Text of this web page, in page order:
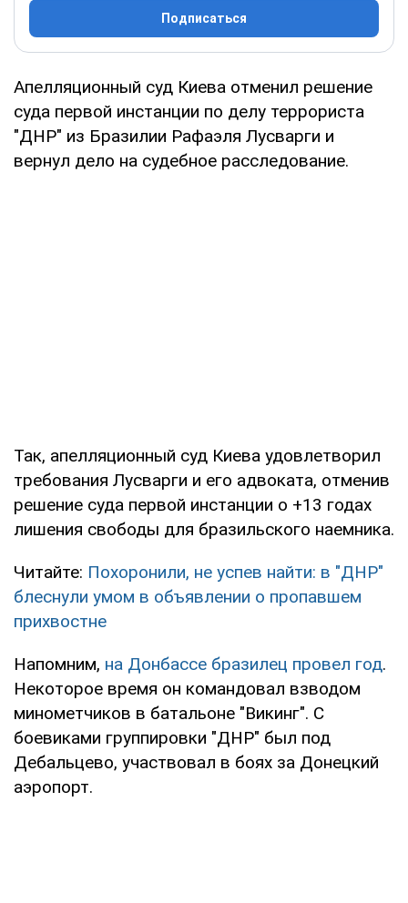
Подписаться
Апелляционный суд Киева отменил решение
суда первой инстанции по делу террориста
"ДНР" из Бразилии Рафаэля Лусварги и
вернул дело на судебное расследование.
Так, апелляционный суд Киева удовлетворил
требования Лусварги и его адвоката, отменив
решение суда первой инстанции о +13 годах
лишения свободы для бразильского наемника.
Читайте: Похоронили, не успев найти: в "ДНР"
блеснули умом в объявлении о пропавшем
прихвостне
Напомним, на Донбассе бразилец провел год.
Некоторое время он командовал взводом
минометчиков в батальоне "Викинг". С
боевиками группировки "ДНР" был под
Дебальцево, участвовал в боях за Донецкий
аэропорт.